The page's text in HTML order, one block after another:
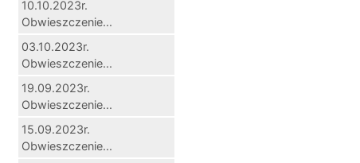
10.10.2023r.
Obwieszczenie...
03.10.2023r.
Obwieszczenie...
19.09.2023r.
Obwieszczenie...
15.09.2023r.
Obwieszczenie...